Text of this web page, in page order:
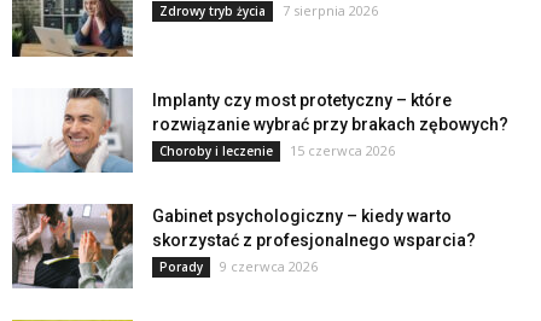
Zdrowy tryb życia 7 sierpnia 2026
Implanty czy most protetyczny – które
rozwiązanie wybrać przy brakach zębowych?
Choroby i leczenie 15 czerwca 2026
Gabinet psychologiczny – kiedy warto
skorzystać z profesjonalnego wsparcia?
Porady 9 czerwca 2026